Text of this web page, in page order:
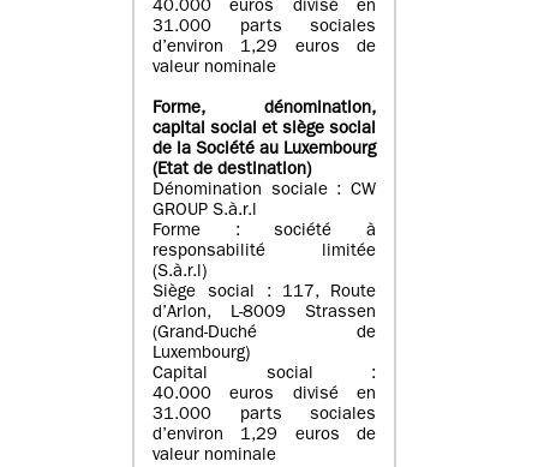
40.000 euros divisé en
31.000 parts sociales
d’environ 1,29 euros de
valeur nominale
Forme, dénomination,
capital social et siège social
de la Société au Luxembourg
(Etat de destination)
Dénomination sociale : CW
GROUP S.à.r.l
Forme : société à
responsabilité limitée
(S.à.r.l)
Siège social : 117, Route
d’Arlon, L-8009 Strassen
(Grand-Duché de
Luxembourg)
Capital social :
40.000 euros divisé en
31.000 parts sociales
d’environ 1,29 euros de
valeur nominale